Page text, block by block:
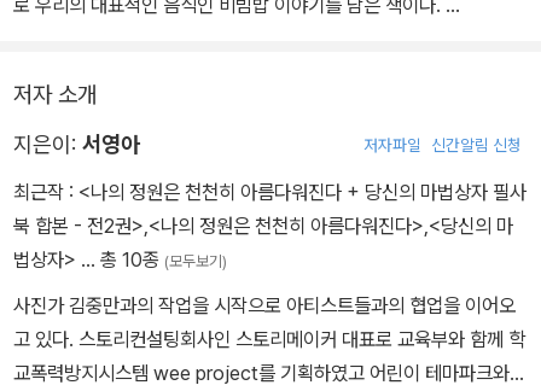
로 우리의 대표적인 음식인 비빔밥 이야기를 담은 책이다.
을 중심으로 구성해 보는 즐거움을 크게 살렸다. 하얀색 밥부터 초록
색 야채, 노란색 달걀, 빨간색 고추장과 까만색 김까지 각각의 색감을
만드는 하나의 과정으로 구성해, 만드는 중의 소리와 냄새, 촉감도 상
상하고 즐길 수 있도록 했다.
요리요정 라쿠쿠는 구름 같은 하얀 밥을 식히기 위해 바람개비를 돌
리며 바람을 불고, 해님 같은 노란 달걀을 보며 우주에 간 상상도 한
다. 까만 김을 뿌릴 때는 바다도 떠올린다. 글에서는 비빔밥 만드는 과
저자 소개
지은이: 서영아 저자파일 신간알림 신청
최근작 : <나의 정원은 천천히 아름다워진다 + 당신의 마법상자 필사
북 합본 - 전2권>,<나의 정원은 천천히 아름다워진다>,<당신의 마
법상자> … 총 10종 (모두보기)
사진가 김중만과의 작업을 시작으로 아티스트들과의 협업을 이어오
고 있다. 스토리컨설팅회사인 스토리메이커 대표로 교육부와 함께 학
교폭력방지시스템 wee project를 기획하였고 어린이 테마파크와